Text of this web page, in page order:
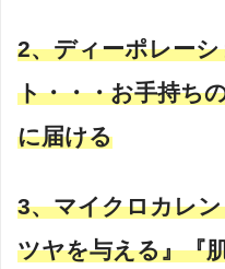
2、ディーポレー
ト・・・お手持ち
に届ける
3、マイクロカレ
ツヤを与える』『